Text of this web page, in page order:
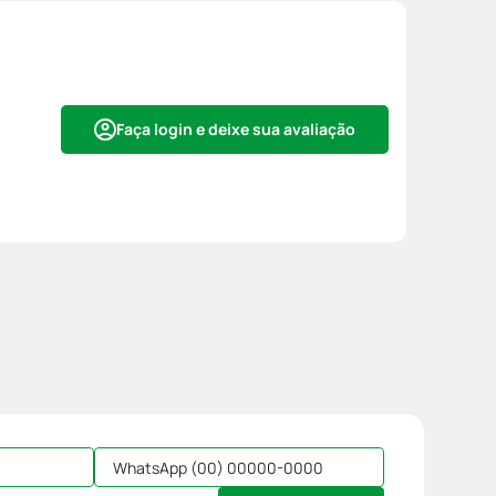
Faça login e deixe sua avaliação